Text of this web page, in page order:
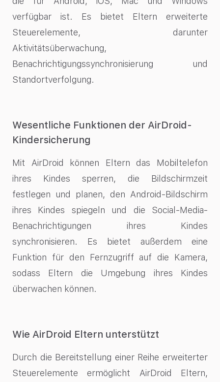
verfügbar ist. Es bietet Eltern erweiterte
Steuerelemente, darunter
Aktivitätsüberwachung,
Benachrichtigungssynchronisierung und
Standortverfolgung.
Wesentliche Funktionen der AirDroid-
Kindersicherung
Mit AirDroid können Eltern das Mobiltelefon
ihres Kindes sperren, die Bildschirmzeit
festlegen und planen, den Android-Bildschirm
ihres Kindes spiegeln und die Social-Media-
Benachrichtigungen ihres Kindes
synchronisieren. Es bietet außerdem eine
Funktion für den Fernzugriff auf die Kamera,
sodass Eltern die Umgebung ihres Kindes
überwachen können.
Wie AirDroid Eltern unterstützt
Durch die Bereitstellung einer Reihe erweiterter
Steuerelemente ermöglicht AirDroid Eltern,